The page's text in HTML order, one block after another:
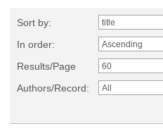
Sort by:
In order:
Results/Page
Authors/Record: